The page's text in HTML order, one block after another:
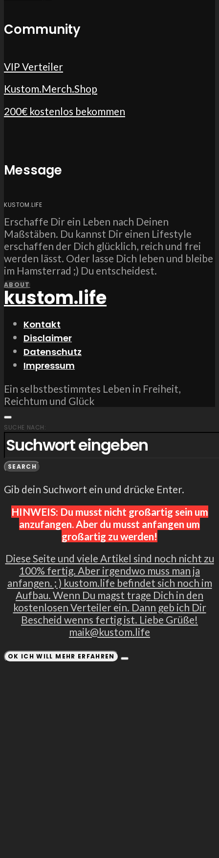
Community
VIP Verteiler
Kustom.Merch.Shop
200€ kostenlos bekommen
Message
KUSTOM.LIFE
Erschaffe Dir ein Leben nach Deinen
Maßstäben. Du kannst Dir einen Lifestyle
erschaffen der Dich glücklich, reich und frei
werden lässt. Oder lasse Dich leben und bleibe
im Hamsterrad ;) Du entscheidest.
ABOUT
kustom.life
Kontakt
Disclaimer
Datenschutz
Impressum
Ein selbstbestimmtes Leben in Freiheit,
Reichtum und Glück
SUCHE NACH:
SEARCH
Gib dein Suchwort ein und drücke Enter.
HINWEIS: Du musst nicht großartig sein um
anzufangen. Aber du musst anfangen um
großartig zu werden!
Diese Seite und viele Artikel sind noch nicht zu
100% fertig. Aber irgendwo muss man ja
anfangen. ; ) kustom.life befindet sich noch im
Aufbau. Wenn Du magst trage Dich in den
kostenlosen Verteiler ein. Dann geb ich Dir
Bescheid wenns fertig ist. Liebe Grüße!
maik@kustom.life
OK ICH WILL MEHR ERFAHREN